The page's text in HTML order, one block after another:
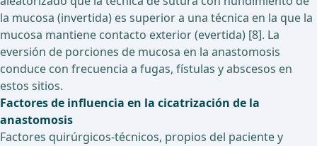
la mucosa (invertida) es superior a una técnica en la que la
mucosa mantiene contacto exterior (evertida) [8]. La
eversión de porciones de mucosa en la anastomosis
conduce con frecuencia a fugas, fístulas y abscesos en
estos sitios.
Factores de influencia en la cicatrización de la
anastomosis
Factores quirúrgicos-técnicos, propios del paciente y